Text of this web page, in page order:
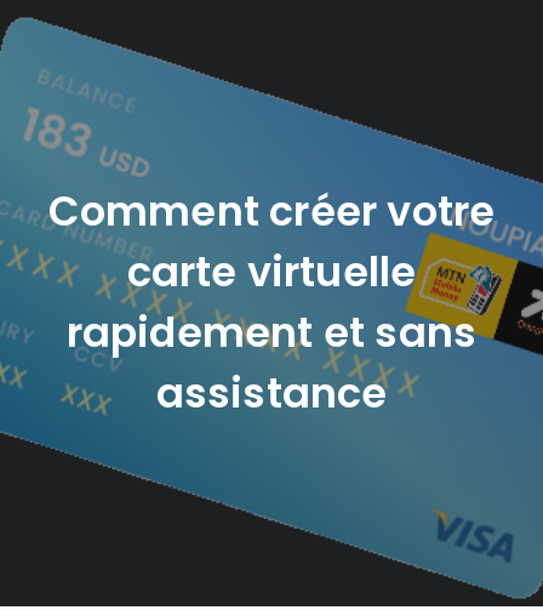
Comment créer votre
carte virtuelle
rapidement et sans
assistance